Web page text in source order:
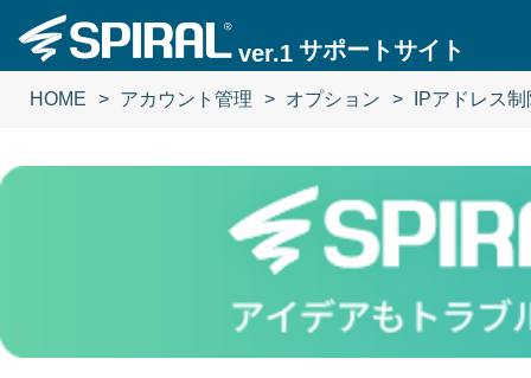
ver.1 サポートサイト
HOME アカウント管理 オプション IPアドレス